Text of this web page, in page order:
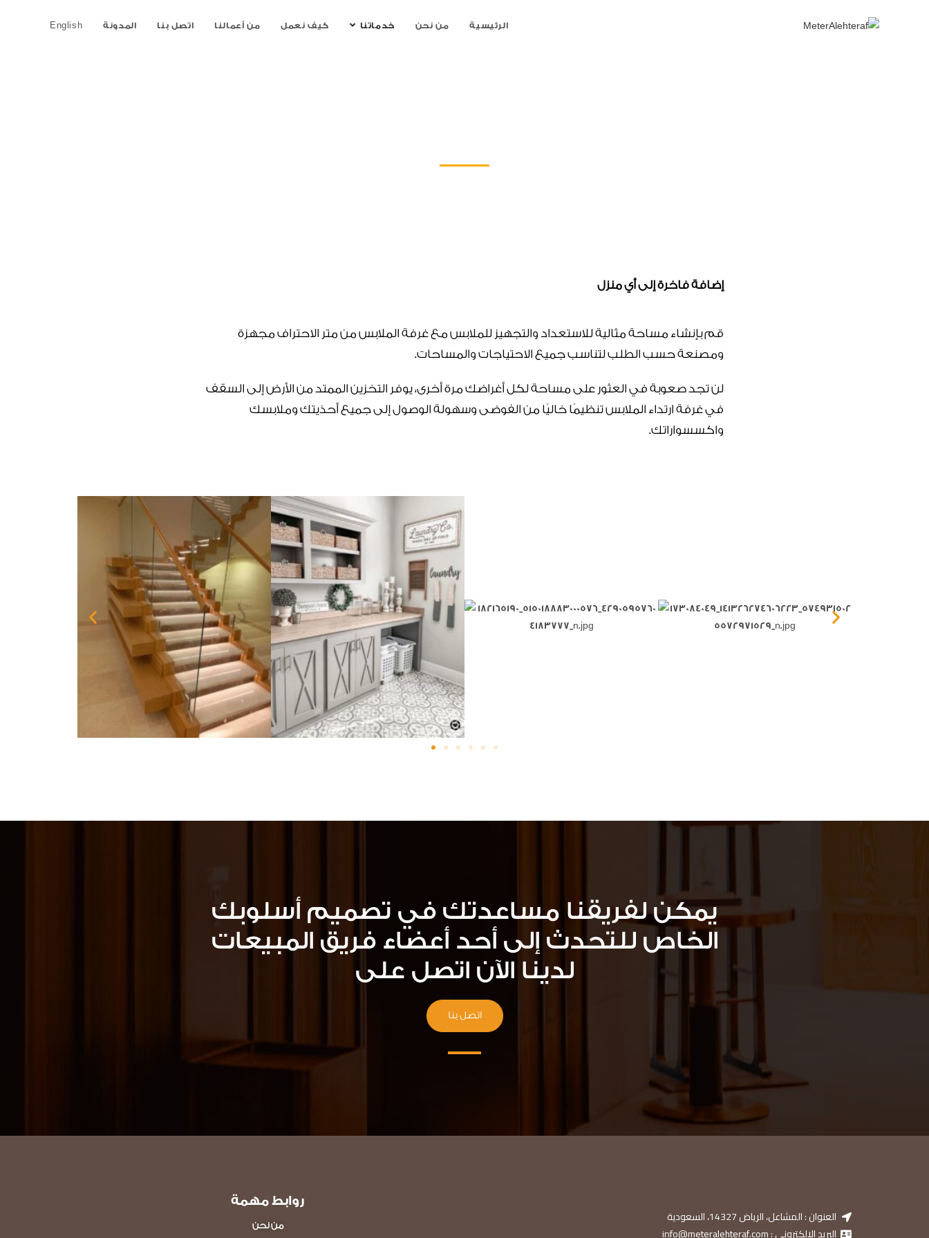
الرئيسية من نحن خدماتنا كيف نعمل من أعمالنا اتصل بنا المدونة English
إضافة فاخرة إلى أي منزل
قم بإنشاء مساحة مثالية للاستعداد والتجهيز للملابس مع غرفة الملابس من متر الاحتراف مجهزة
ومصنعة حسب الطلب لتناسب جميع الاحتياجات والمساحات.
لن تجد صعوبة في العثور على مساحة لكل أغراضك مرة أخرى، يوفر التخزين الممتد من الأرض إلى السقف
في غرفة ارتداء الملابس تنظيمًا خاليًا من الفوضى وسهولة الوصول إلى جميع أحذيتك وملابسك
واكسسواراتك.
يمكن لفريقنا مساعدتك في تصميم أسلوبك
الخاص للتحدث إلى أحد أعضاء فريق المبيعات
لدينا الآن اتصل على
اتصل بنا
العنوان : المشاعل، الرياض 14327، السعودية
البريد الالكتروني : info@meteralehteraf.com
روابط مهمة
من نحن